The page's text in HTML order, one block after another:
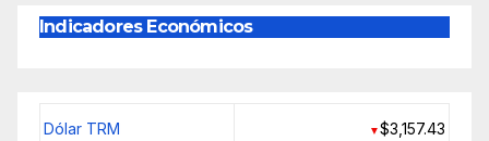
Indicadores Económicos
Dólar TRM ▼$3,157.43